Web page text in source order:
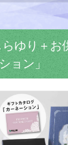
ゆり＋お
ョン」